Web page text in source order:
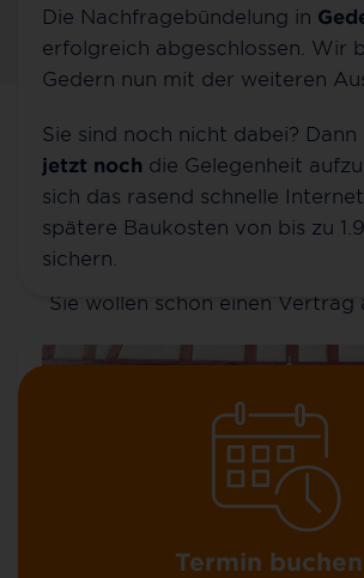
Die Nachfragebündelung in
erfolgreich abgeschlossen. Wir
Gedern nun mit der weiteren
Sie sind noch nicht dabei? Dann
jetzt noch die Gelegenheit
sich das rasend schnelle
spätere Baukosten von bis zu
sichern.
Kontakt für
Sie möchten mehr über 100 %
Zuhause (FTTH), über unsere
Tarife und unsere Zusatzoptionen
Sie wollen schon einen Vertrag
Termin buchen